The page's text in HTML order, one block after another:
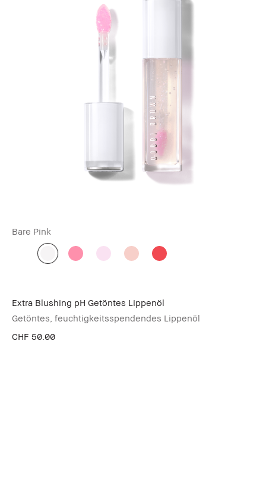
Bare Pink
Extra Blushing pH Getöntes Lippenöl
Getöntes, feuchtigkeitsspendendes Lippenöl
CHF 50.00